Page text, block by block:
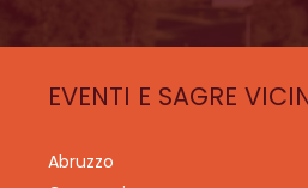
EVENTI E SAGRE
Abruzzo